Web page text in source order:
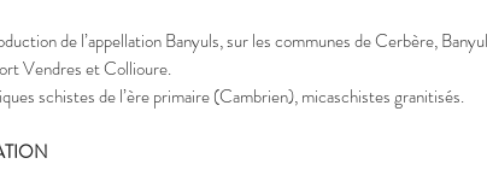
de l’appellation Banyuls, sur les communes de Cerbère,
Vendres et Collioure.
schistes de l’ère primaire (Cambrien), micaschistes granitisés.